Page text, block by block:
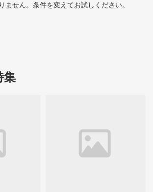
ません。条件を変えてお試しください。
集